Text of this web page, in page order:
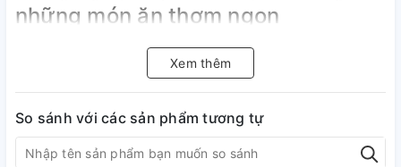
những món ăn thơm ngon
Nồi chiên không dầu 6.2 lít Philips HD9270/90 sử dụng công
nghệ Rapid Air với thiết kế “hình sao” độc đáo, xoáy không
khí nóng hỗ trợ bạn quay, nướng bánh và nướng những món
ăn ưa thích thơm ngon, giòn bên ngoài và mềm bên trong
nhưng vẫn cực kỳ an toàn cho sức khỏe, hạn chế lượng dầu
vào cơ thể . Thiết kế nồi được tối ưu hóa sao cho các thức
Xem thêm
So sánh với các sản phẩm tương tự